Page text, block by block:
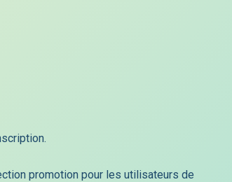
promotion pour les utilisateurs de